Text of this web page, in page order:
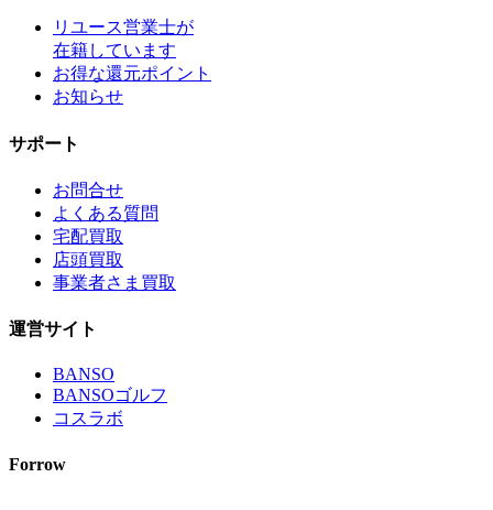
リユース営業士が
在籍しています
お得な還元ポイント
お知らせ
サポート
お問合せ
よくある質問
宅配買取
店頭買取
事業者さま買取
運営サイト
BANSO
BANSOゴルフ
コスラボ
Forrow